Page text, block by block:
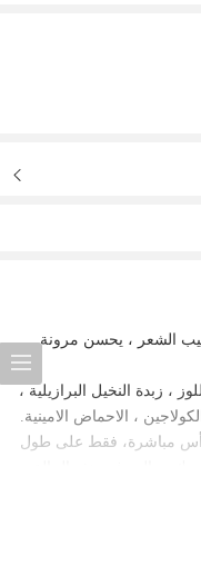
الشعر ، يحسن مرونة
، زبدة النخيل البرازيلية ،
، الاحماض الامينية.
مباشرة، فقط على طول